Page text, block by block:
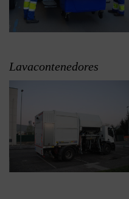
Lavacontenedores